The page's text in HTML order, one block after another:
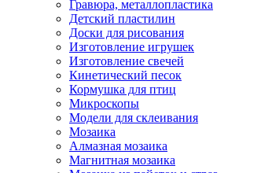
Гравюра, металлопластика
Детский пластилин
Доски для рисования
Изготовление игрушек
Изготовление свечей
Кинетический песок
Кормушка для птиц
Микроскопы
Модели для склеивания
Мозаика
Алмазная мозаика
Магнитная мозаика